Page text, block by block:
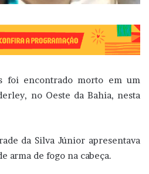
foi encontrado morto em um
no Oeste da Bahia, nesta
da Silva Júnior apresentava
arma de fogo na cabeça.